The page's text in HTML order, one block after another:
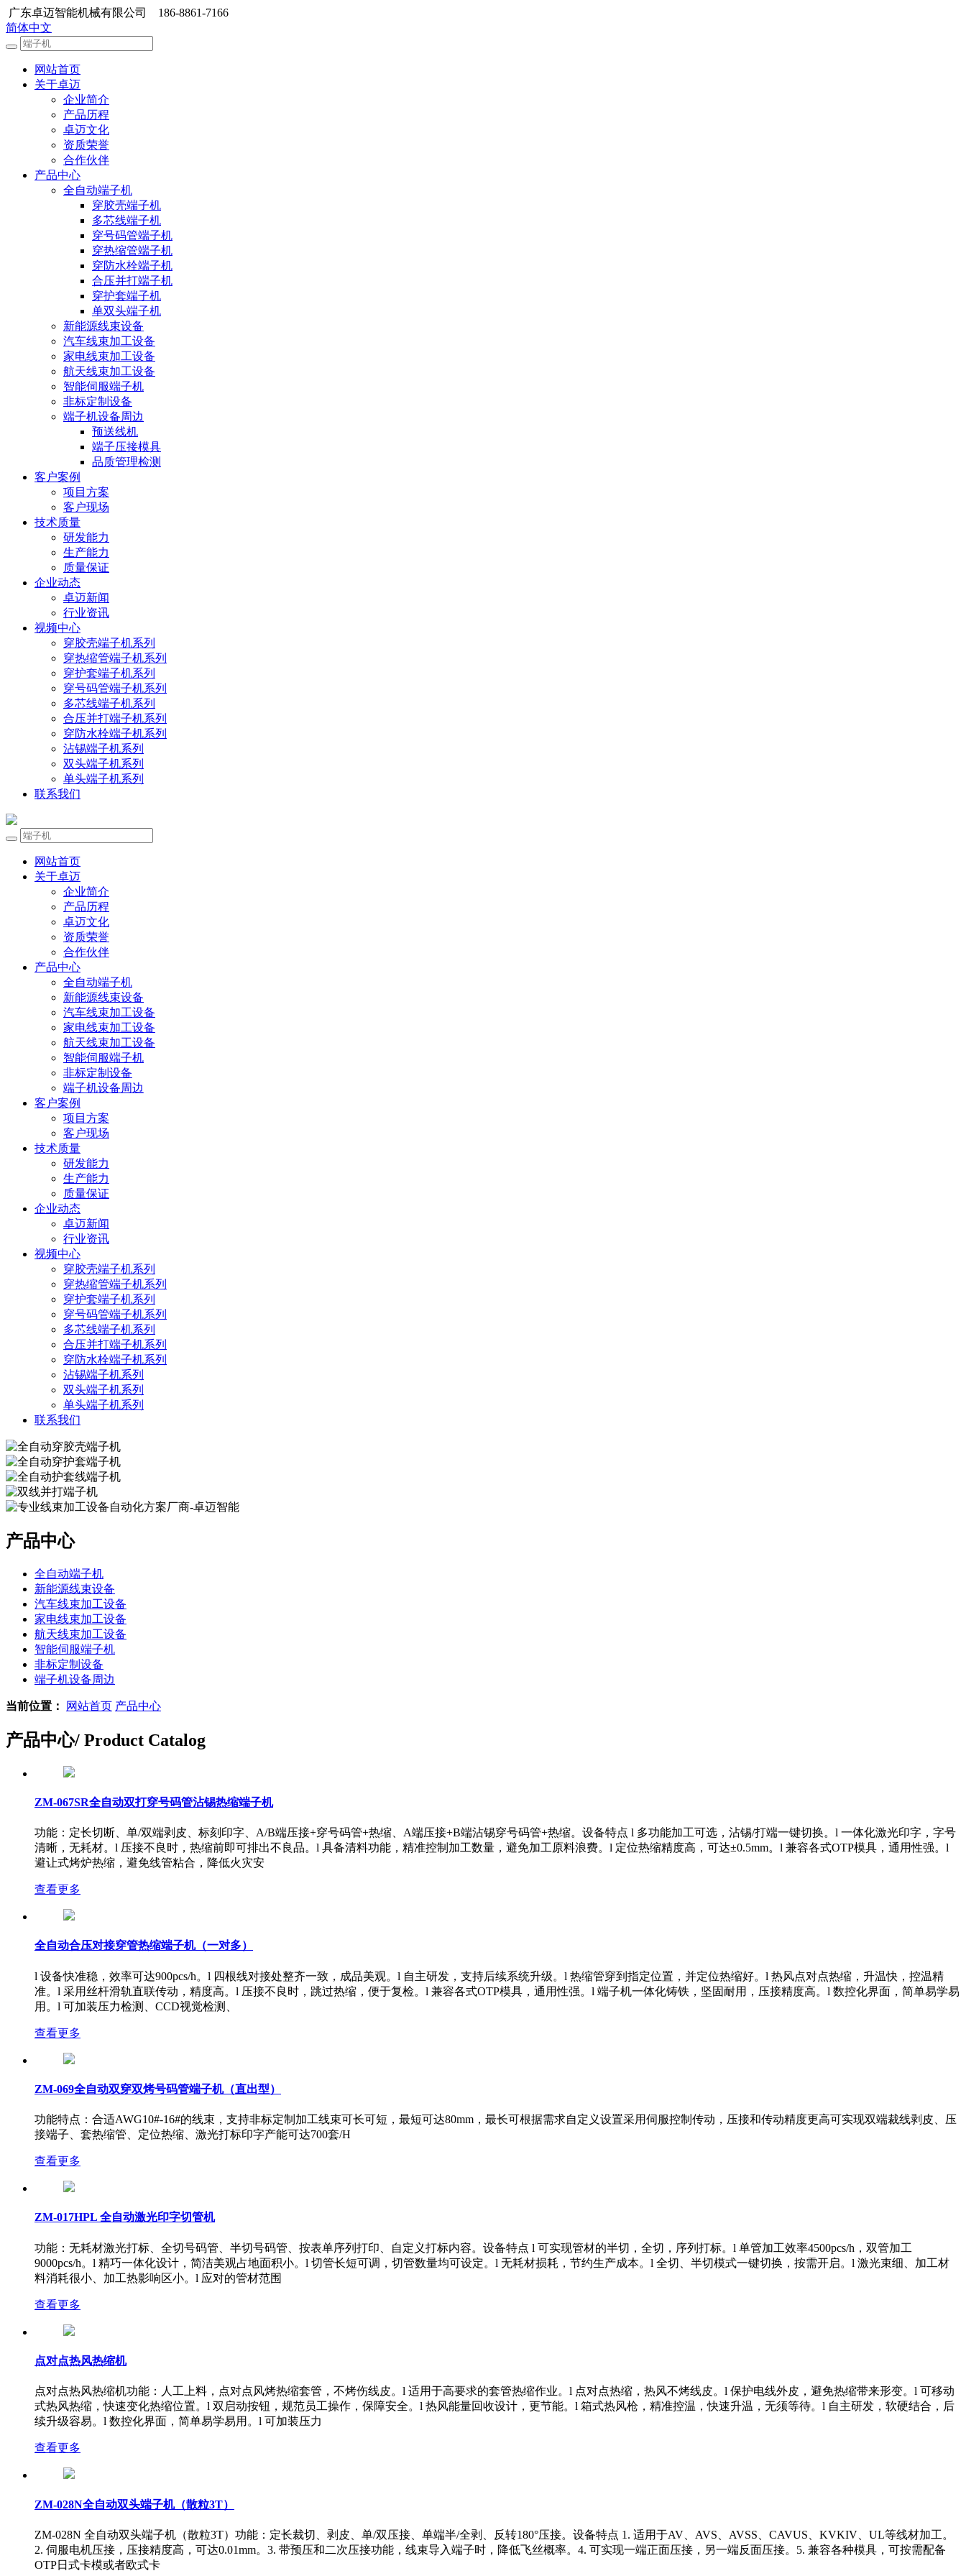
广东卓迈智能机械有限公司 186-8861-7166
简体中文
网站首页
关于卓迈
企业简介
产品历程
卓迈文化
资质荣誉
合作伙伴
产品中心
全自动端子机
穿胶壳端子机
多芯线端子机
穿号码管端子机
穿热缩管端子机
穿防水栓端子机
合压并打端子机
穿护套端子机
单双头端子机
新能源线束设备
汽车线束加工设备
家电线束加工设备
航天线束加工设备
智能伺服端子机
非标定制设备
端子机设备周边
预送线机
端子压接模具
品质管理检测
客户案例
项目方案
客户现场
技术质量
研发能力
生产能力
质量保证
企业动态
卓迈新闻
行业资讯
视频中心
穿胶壳端子机系列
穿热缩管端子机系列
穿护套端子机系列
穿号码管端子机系列
多芯线端子机系列
合压并打端子机系列
穿防水栓端子机系列
沾锡端子机系列
双头端子机系列
单头端子机系列
联系我们
网站首页
关于卓迈
企业简介
产品历程
卓迈文化
资质荣誉
合作伙伴
产品中心
全自动端子机
新能源线束设备
汽车线束加工设备
家电线束加工设备
航天线束加工设备
智能伺服端子机
非标定制设备
端子机设备周边
客户案例
项目方案
客户现场
技术质量
研发能力
生产能力
质量保证
企业动态
卓迈新闻
行业资讯
视频中心
穿胶壳端子机系列
穿热缩管端子机系列
穿护套端子机系列
穿号码管端子机系列
多芯线端子机系列
合压并打端子机系列
穿防水栓端子机系列
沾锡端子机系列
双头端子机系列
单头端子机系列
联系我们
产品中心
全自动端子机
新能源线束设备
汽车线束加工设备
家电线束加工设备
航天线束加工设备
智能伺服端子机
非标定制设备
端子机设备周边
当前位置： 网站首页 产品中心
产品中心/ Product Catalog
ZM-067SR全自动双打穿号码管沾锡热缩端子机
功能：定长切断、单/双端剥皮、标刻印字、A/B端压接+穿号码管+热缩、A端压接+B端沾锡穿号码管+热缩。设备特点 l 多功能加工可选，沾锡/打端一键切换。l 一体化激光印字，字号
清晰，无耗材。l 压接不良时，热缩前即可排出不良品。l 具备清料功能，精准控制加工数量，避免加工原料浪费。l 定位热缩精度高，可达±0.5mm。l 兼容各式OTP模具，通用性强。l
避让式烤炉热缩，避免线管粘合，降低火灾安
查看更多
全自动合压对接穿管热缩端子机（一对多）
l 设备快准稳，效率可达900pcs/h。l 四根线对接处整齐一致，成品美观。l 自主研发，支持后续系统升级。l 热缩管穿到指定位置，并定位热缩好。l 热风点对点热缩，升温快，控温精
准。l 采用丝杆滑轨直联传动，精度高。l 压接不良时，跳过热缩，便于复检。l 兼容各式OTP模具，通用性强。l 端子机一体化铸铁，坚固耐用，压接精度高。l 数控化界面，简单易学易
用。l 可加装压力检测、CCD视觉检测、
查看更多
ZM-069全自动双穿双烤号码管端子机（直出型）
功能特点：合适AWG10#-16#的线束，支持非标定制加工线束可长可短，最短可达80mm，最长可根据需求自定义设置采用伺服控制传动，压接和传动精度更高可实现双端裁线剥皮、压
接端子、套热缩管、定位热缩、激光打标印字产能可达700套/H
查看更多
ZM-017HPL 全自动激光印字切管机
功能：无耗材激光打标、全切号码管、半切号码管、按表单序列打印、自定义打标内容。设备特点 l 可实现管材的半切，全切，序列打标。l 单管加工效率4500pcs/h，双管加工
9000pcs/h。l 精巧一体化设计，简洁美观占地面积小。l 切管长短可调，切管数量均可设定。l 无耗材损耗，节约生产成本。l 全切、半切模式一键切换，按需开启。l 激光束细、加工材
料消耗很小、加工热影响区小。l 应对的管材范围
查看更多
点对点热风热缩机
点对点热风热缩机功能：人工上料，点对点风烤热缩套管，不烤伤线皮。l 适用于高要求的套管热缩作业。l 点对点热缩，热风不烤线皮。l 保护电线外皮，避免热缩带来形变。l 可移动
式热风热缩，快速变化热缩位置。l 双启动按钮，规范员工操作，保障安全。l 热风能量回收设计，更节能。l 箱式热风枪，精准控温，快速升温，无须等待。l 自主研发，软硬结合，后
续升级容易。l 数控化界面，简单易学易用。l 可加装压力
查看更多
ZM-028N全自动双头端子机（散粒3T）
ZM-028N 全自动双头端子机（散粒3T）功能：定长裁切、剥皮、单/双压接、单端半/全剥、反转180°压接。设备特点 1. 适用于AV、AVS、AVSS、CAVUS、KVKIV、UL等线材加工。
2. 伺服电机压接，压接精度高，可达0.01mm。3. 带预压和二次压接功能，线束导入端子时，降低飞丝概率。4. 可实现一端正面压接，另一端反面压接。5. 兼容各种模具，可按需配备
OTP日式卡模或者欧式卡